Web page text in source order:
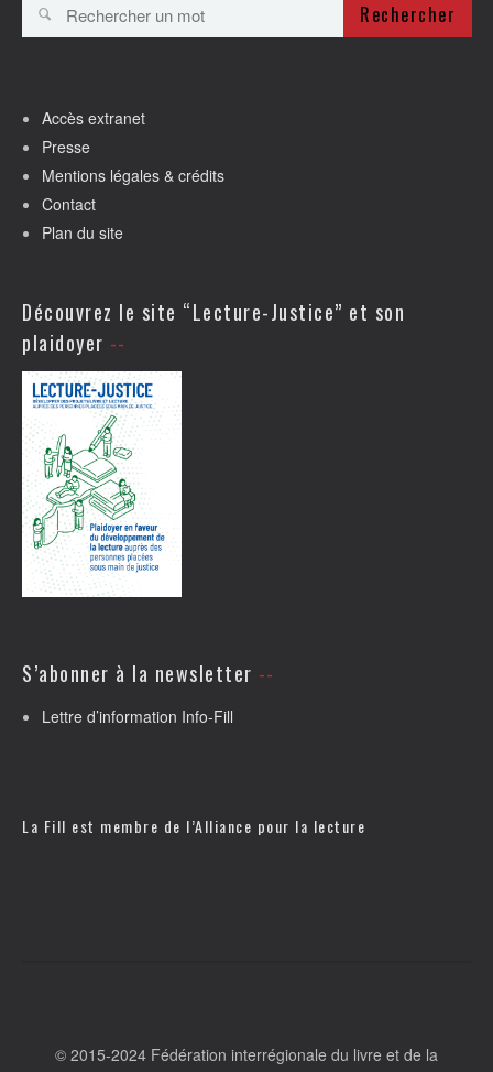
Rechercher
Accès extranet
Presse
Mentions légales & crédits
Contact
Plan du site
Découvrez le site “Lecture-Justice” et son
plaidoyer
S’abonner à la newsletter
Lettre d’information Info-Fill
La Fill est membre de l’Alliance pour la lecture
© 2015-2024 Fédération interrégionale du livre et de la